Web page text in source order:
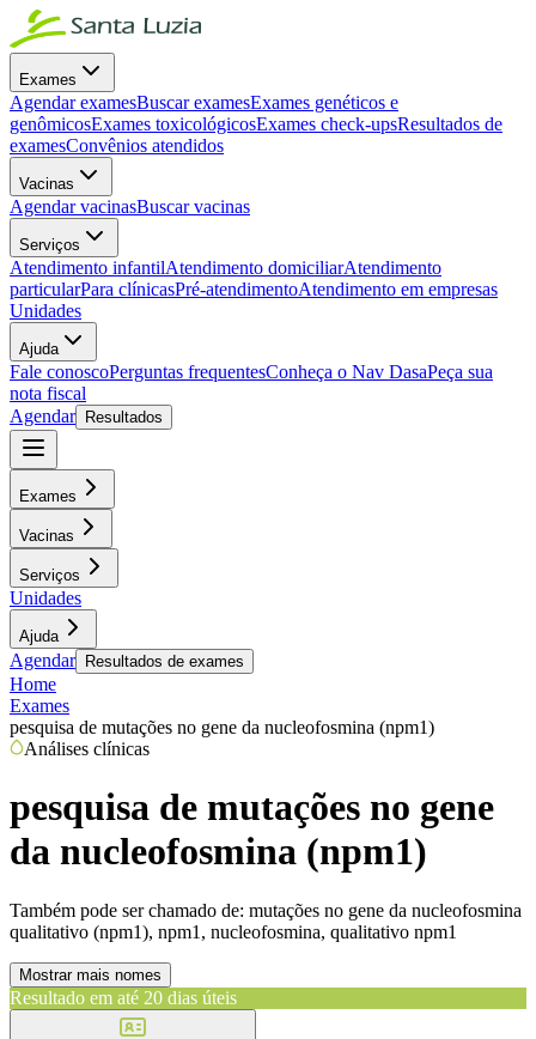
Exames
Agendar examesBuscar examesExames genéticos e
genômicosExames toxicológicosExames check-upsResultados de
examesConvênios atendidos
Vacinas
Agendar vacinasBuscar vacinas
Serviços
Atendimento infantilAtendimento domiciliarAtendimento
particularPara clínicasPré-atendimentoAtendimento em empresas
Unidades
Ajuda
Fale conoscoPerguntas frequentesConheça o Nav DasaPeça sua
nota fiscal
Agendar
Resultados
Exames
Vacinas
Serviços
Unidades
Ajuda
Agendar Resultados de exames
Home
Exames
pesquisa de mutações no gene da nucleofosmina (npm1)
Análises clínicas
pesquisa de mutações no gene
da nucleofosmina (npm1)
Também pode ser chamado de: mutações no gene da nucleofosmina
qualitativo (npm1), npm1, nucleofosmina, qualitativo npm1
Mostrar mais nomes
Resultado em até 20 dias úteis